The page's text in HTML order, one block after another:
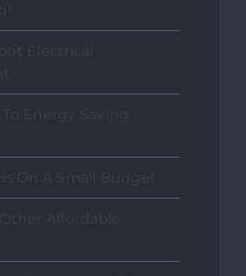
Electrical
Energy Saving
On A Small Budget
Affordable